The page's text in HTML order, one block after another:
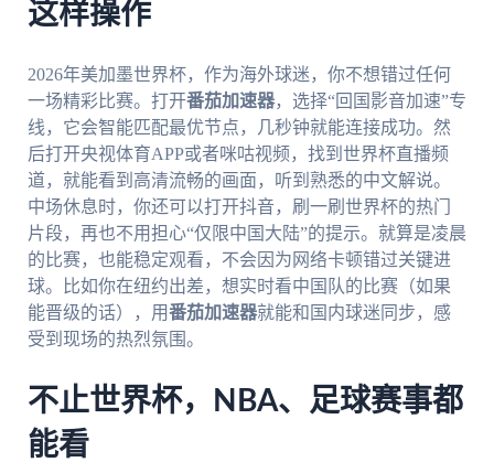
这样操作
2026年美加墨世界杯，作为海外球迷，你不想错过任何
一场精彩比赛。打开番茄加速器，选择“回国影音加速”专
线，它会智能匹配最优节点，几秒钟就能连接成功。然
后打开央视体育APP或者咪咕视频，找到世界杯直播频
道，就能看到高清流畅的画面，听到熟悉的中文解说。
中场休息时，你还可以打开抖音，刷一刷世界杯的热门
片段，再也不用担心“仅限中国大陆”的提示。就算是凌晨
的比赛，也能稳定观看，不会因为网络卡顿错过关键进
球。比如你在纽约出差，想实时看中国队的比赛（如果
能晋级的话），用番茄加速器就能和国内球迷同步，感
受到现场的热烈氛围。
不止世界杯，NBA、足球赛事都
能看